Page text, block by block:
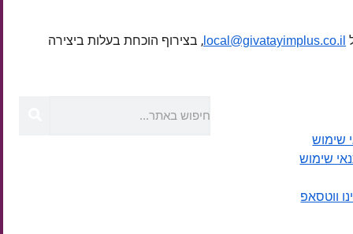
local@givatayimplus.co.il , בצירוף הוכחת בעלות ביצירה
שימוש
שימוש
ווטסאפ